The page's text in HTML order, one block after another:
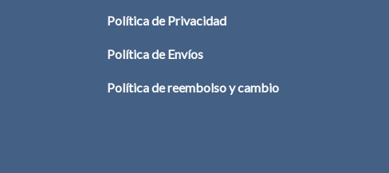
Política de Privacidad
Política de Envíos
Política de reembolso y cambio